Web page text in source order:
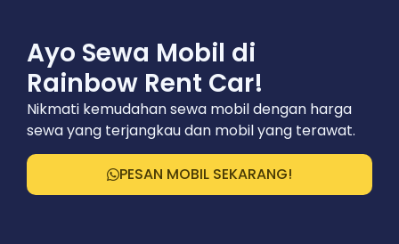
Ayo Sewa Mobil di
Rainbow Rent Car!
Nikmati kemudahan sewa mobil dengan harga
sewa yang terjangkau dan mobil yang terawat.
PESAN MOBIL SEKARANG!